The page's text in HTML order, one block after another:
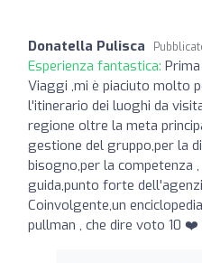
Donatella Pulisca
Esperienza fantastica:
Viaggi ,mi è piaciuto molto
l'itinerario dei luoghi da
regione oltre la meta
gestione del gruppo,per la
bisogno,per la competenza
guida,punto forte
Coinvolgente,un
pullman , che dire voto 10 ❤️